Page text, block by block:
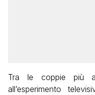
Tra le coppie più
all’esperimento